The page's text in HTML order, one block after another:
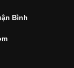
h
Bình